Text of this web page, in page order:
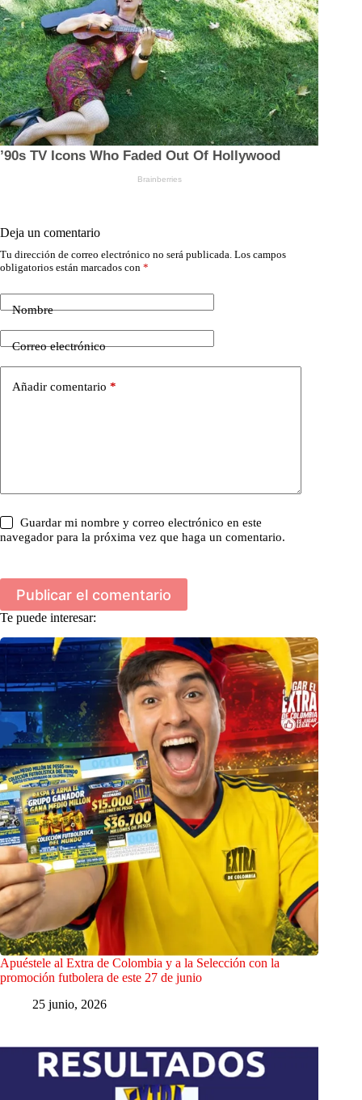
Deja un comentario
Tu dirección de correo electrónico no será publicada. Los campos
obligatorios están marcados con *
Nombre
Correo electrónico
Añadir comentario *
Guardar mi nombre y correo electrónico en este
navegador para la próxima vez que haga un comentario.
Publicar el comentario
Te puede interesar:
Apuéstele al Extra de Colombia y a la Selección con la
promoción futbolera de este 27 de junio
25 junio, 2026